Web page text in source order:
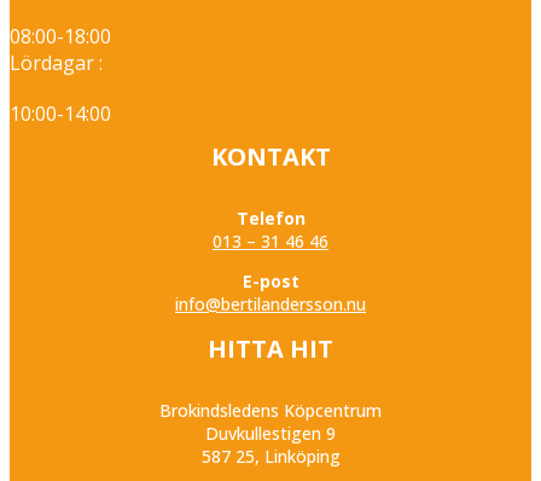
08:00-18:00
Lördagar :
10:00-14:00
KONTAKT
Telefon
013 – 31 46 46
E-post
info@bertilandersson.nu
HITTA HIT
Brokindsledens Köpcentrum
Duvkullestigen 9
587 25, Linköping